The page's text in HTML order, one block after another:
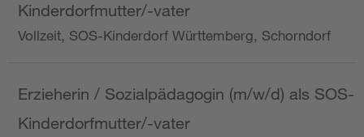
Kinderdorfmutter/-vater
Vollzeit, SOS-Kinderdorf Württemberg, Schorndorf
Erzieherin / Sozialpädagogin (m/w/d) als SOS-
Kinderdorfmutter/-vater